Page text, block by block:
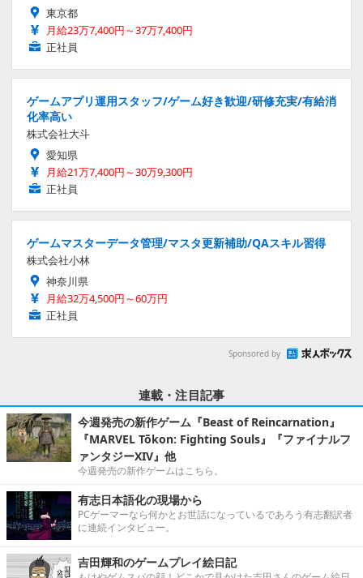
東京都
月給23万7,400円～37万7,400円
正社員
ゲームアプリ運用スタッフ/ゲーム好き歓迎/研修充実/有給消
化率高い
株式会社大斗
愛知県
月給21万7,400円～30万9,300円
正社員
ゲームマスターデータ管理/マスタ更新補助/QAスキル習得
株式会社小林
神奈川県
月給32万4,500円～60万円
正社員
Sponsored by
連載・注目記事
今週発売の新作ゲーム『Beast of Reincarnation』
『MARVEL Tōkon: Fighting Souls』『ファイナルフ
ァンタジーXIV』他
今週発売の新作ゲームはこちら。
有志日本語化の現場から
PCゲーマーなら何かとお世話になっているであろう有志翻訳者
に連続インタビュー。
吉田輝和のゲームプレイ絵日記